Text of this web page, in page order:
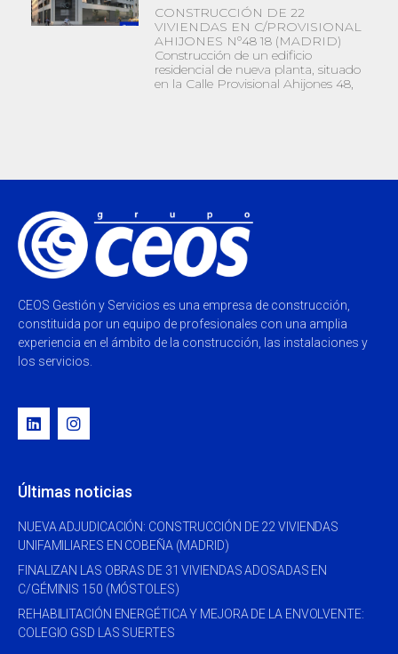
CONSTRUCCIÓN DE 22
VIVIENDAS EN C/PROVISIONAL
AHIJONES Nº48 18 (MADRID)
Construcción de un edificio
residencial de nueva planta, situado
en la Calle Provisional Ahijones 48,
CEOS Gestión y Servicios es una empresa de construcción,
constituida por un equipo de profesionales con una amplia
experiencia en el ámbito de la construcción, las instalaciones y
los servicios.
Últimas noticias
NUEVA ADJUDICACIÓN: CONSTRUCCIÓN DE 22 VIVIENDAS
UNIFAMILIARES EN COBEÑA (MADRID)
FINALIZAN LAS OBRAS DE 31 VIVIENDAS ADOSADAS EN
C/GÉMINIS 150 (MÓSTOLES)
REHABILITACIÓN ENERGÉTICA Y MEJORA DE LA ENVOLVENTE:
COLEGIO GSD LAS SUERTES